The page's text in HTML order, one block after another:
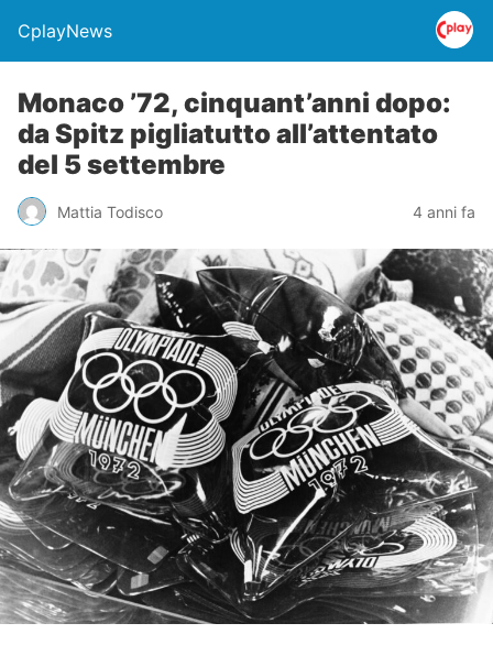
CplayNews
Monaco ’72, cinquant’anni dopo:
da Spitz pigliatutto all’attentato
del 5 settembre
Mattia Todisco 4 anni fa